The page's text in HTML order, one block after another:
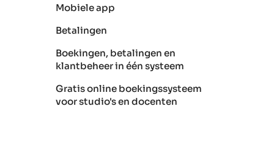
Mobiele app
Betalingen
Boekingen, betalingen en
klantbeheer in één systeem
Gratis online boekingssysteem
voor studio's en docenten